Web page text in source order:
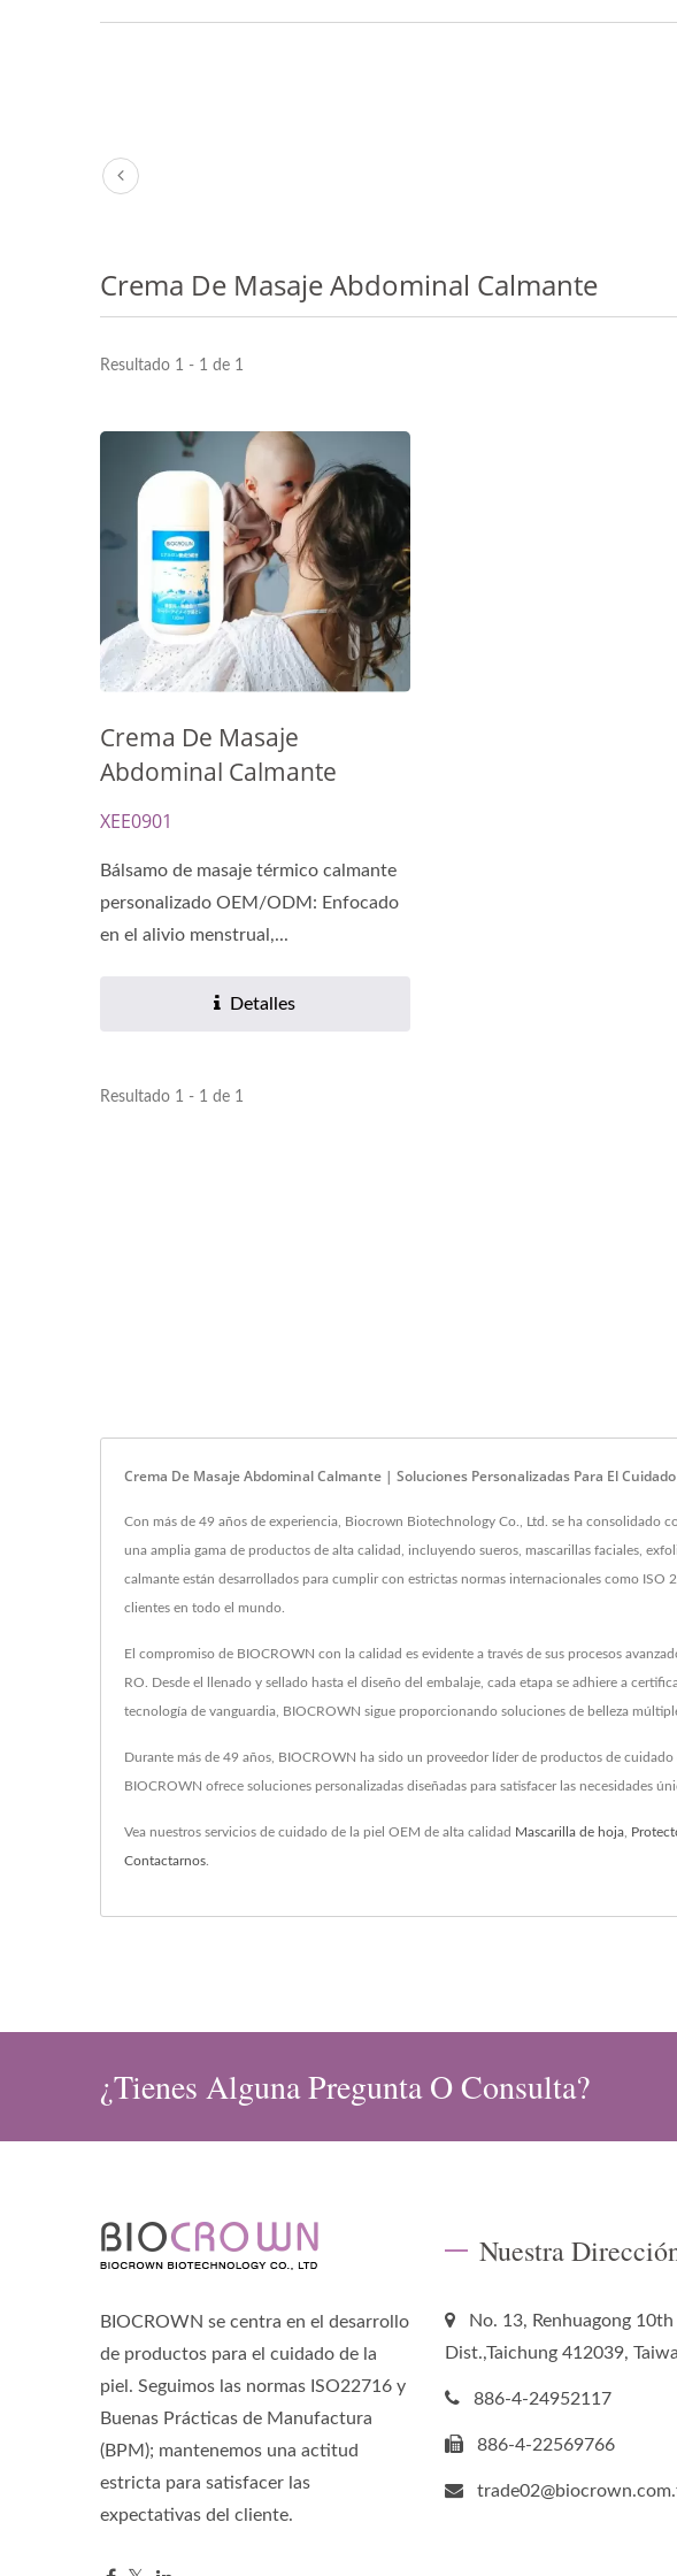
Crema De Masaje Abdominal Calmante
Resultado 1 - 1 de 1
Crema De Masaje
Abdominal Calmante
XEE0901
Bálsamo de masaje térmico calmante
personalizado OEM/ODM: Enfocado
en el alivio menstrual,...
Detalles
Resultado 1 - 1 de 1
Cápsulas De Aceite De
Renovación
Crema De Masaje Abdominal Calmante | Soluciones Personalizadas Para El
Con más de 49 años de experiencia, Biocrown Biotechnology Co., Ltd. se ha
una amplia gama de productos de alta calidad, incluyendo sueros, mascarillas faciales,
calmante están desarrollados para cumplir con estrictas normas internacionales como
clientes en todo el mundo.
El compromiso de BIOCROWN con la calidad es evidente a través de sus procesos
RO. Desde el llenado y sellado hasta el diseño del embalaje, cada etapa se adhiere a
tecnología de vanguardia, BIOCROWN sigue proporcionando soluciones de belleza
Durante más de 49 años, BIOCROWN ha sido un proveedor líder de productos de
BIOCROWN ofrece soluciones personalizadas diseñadas para satisfacer las necesidades
Vea nuestros servicios de cuidado de la piel OEM de alta calidad Mascarilla de hoja
Contactarnos
¿Tienes Alguna Pregunta O Consulta?
BIOCROWN se centra en el desarrollo
de productos para el cuidado de la
piel. Seguimos las normas ISO22716 y
Buenas Prácticas de Manufactura
(BPM); mantenemos una actitud
estricta para satisfacer las
expectativas del cliente.
Nuestra
No. 13, Renhuagong 10th
Dist.,Taichung 412039,
886-4-24952117
886-4-22569766